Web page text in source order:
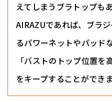
えてしまうブラトップも
AIRAZUであれば、ブラ
るパワーネットやパッド
「バストのトップ位置
をキープすることができま